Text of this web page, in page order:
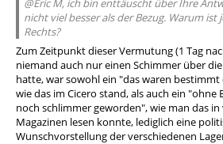
@Eric M, ich bin enttäuscht über Ihre
nicht viel besser als der Bezug. Warum ist
Rechts?
Zum Zeitpunkt dieser Vermutung (1 Tag
niemand auch nur einen Schimmer über
hatte, war sowohl ein "das waren bestimmt
wie das im Cicero stand, als auch ein "ohne
noch schlimmer geworden", wie man das in
Magazinen lesen konnte, lediglich eine
Wunschvorstellung der verschiedenen